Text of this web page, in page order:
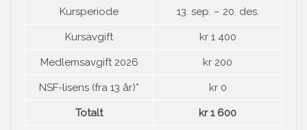
Kursperiode 13. sep. – 20. des.
Kursavgift kr 1 400
Medlemsavgift 2026 kr 200
NSF-lisens (fra 13 år)* kr 0
Totalt kr 1 600